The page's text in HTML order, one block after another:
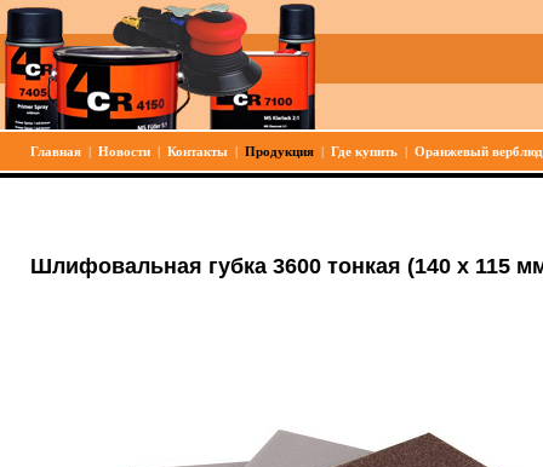
Главная | Новости | Контакты | Продукция | Где купить | Оранжевый верблюд
Шлифовальная губка 3600 тонкая (140 х 115